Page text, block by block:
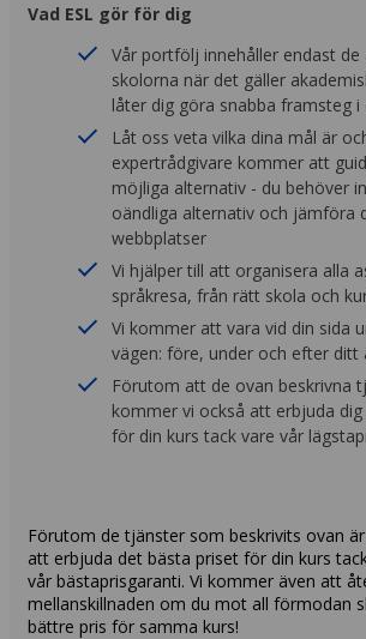
Vad ESL gör för dig
Vår portfölj innehåller endast de
skolorna när det gäller
låter dig göra snabba framsteg i
Låt oss veta vilka dina mål är
expertrådgivare kommer att
möjliga alternativ - du behöver
oändliga alternativ och jämföra
webbplatser
Vi hjälper till att organisera alla
språkresa, från rätt skola och
Vi kommer att vara vid din sida
vägen: före, under och efter ditt
Förutom att de ovan beskrivna
kommer vi också att erbjuda
för din kurs tack vare vår
Förutom de tjänster som beskrivits ovan
att erbjuda det bästa priset för din kurs
vår bästaprisgaranti. Vi kommer även att
mellanskillnaden om du mot all förmodan
bättre pris för samma kurs!